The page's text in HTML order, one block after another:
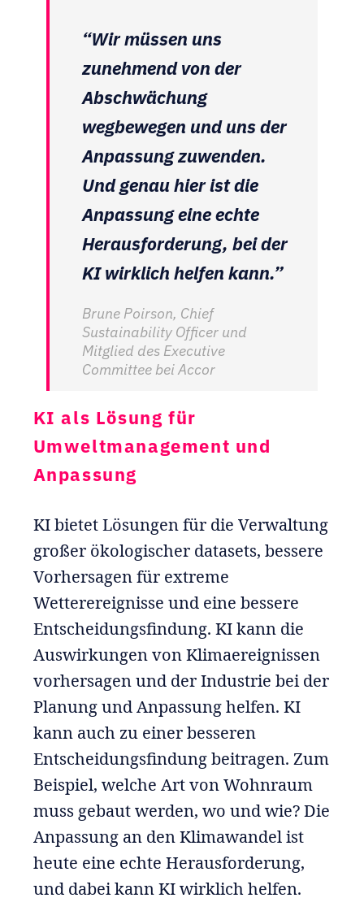
“Wir müssen uns
zunehmend von der
Abschwächung
wegbewegen und uns der
Anpassung zuwenden.
Und genau hier ist die
Anpassung eine echte
Herausforderung, bei der
KI wirklich helfen kann.”
Brune Poirson, Chief
Sustainability Officer und
Mitglied des Executive
Committee bei Accor
KI als Lösung für
Umweltmanagement und
Anpassung
KI bietet Lösungen für die Verwaltung
großer ökologischer datasets, bessere
Vorhersagen für extreme
Wetterereignisse und eine bessere
Entscheidungsfindung. KI kann die
Auswirkungen von Klimaereignissen
vorhersagen und der Industrie bei der
Planung und Anpassung helfen. KI
kann auch zu einer besseren
Entscheidungsfindung beitragen. Zum
Beispiel, welche Art von Wohnraum
muss gebaut werden, wo und wie? Die
Anpassung an den Klimawandel ist
heute eine echte Herausforderung,
und dabei kann KI wirklich helfen.